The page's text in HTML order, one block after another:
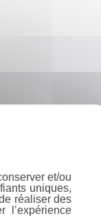
et/ou
uniques,
réaliser des
l’expérience